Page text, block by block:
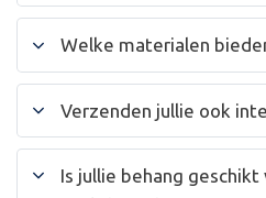
Welke materialen
Verzenden jullie ook
Is jullie behang